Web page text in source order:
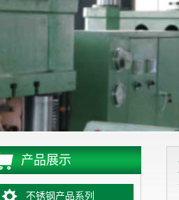
实时库存
产品展示
不锈钢产品系列